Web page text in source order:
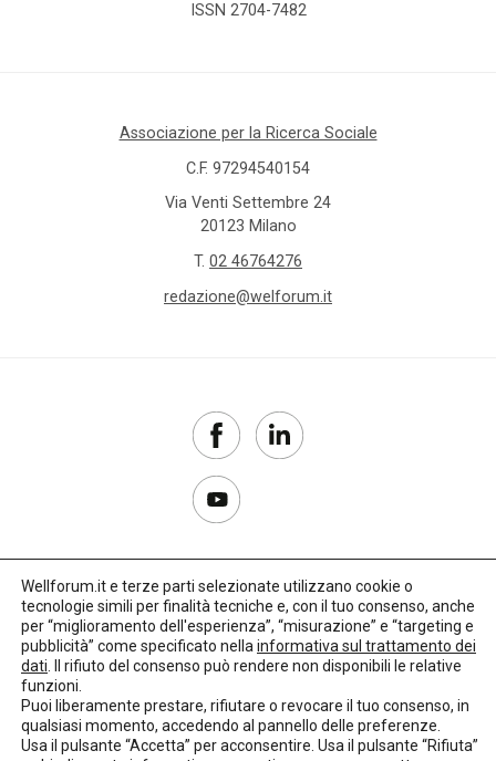
ISSN 2704-7482
Associazione per la Ricerca Sociale
C.F. 97294540154
Via Venti Settembre 24
20123 Milano
T. 02 46764276
redazione@welforum.it
Copyright 2017–2026
Privacy Policy
Credits: LO Studio
Wellforum.it e terze parti selezionate utilizzano cookie o
tecnologie simili per finalità tecniche e, con il tuo consenso, anche
per “miglioramento dell'esperienza”, “misurazione” e “targeting e
pubblicità” come specificato nella informativa sul trattamento dei
dati . Il rifiuto del consenso può rendere non disponibili le relative
funzioni.
Puoi liberamente prestare, rifiutare o revocare il tuo consenso, in
qualsiasi momento, accedendo al pannello delle preferenze.
Usa il pulsante “Accetta” per acconsentire. Usa il pulsante “Rifiuta”